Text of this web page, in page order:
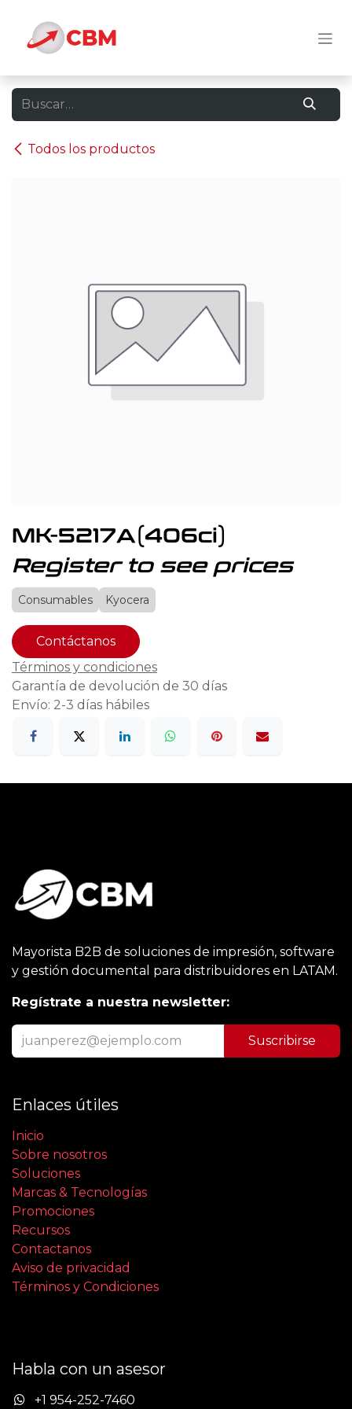
Todos los productos
MK-5217A(406ci)
Register to see prices
Consumables Kyocera
Contáctanos
Términos y condiciones
Garantía de devolución de 30 días
Envío: 2-3 días hábiles
Mayorista B2B de soluciones de impresión, software
y gestión documental para distribuidores en LATAM.
Regístrate a nuestra newsletter:
Suscribirse
Enlaces útiles
Inicio
Sobre nosotros
Soluciones
Marcas & Tecnologías
Promociones
Recursos
Contactanos
Aviso de privacidad
Términos y Condiciones
Habla con un asesor
+1 954-252-7460